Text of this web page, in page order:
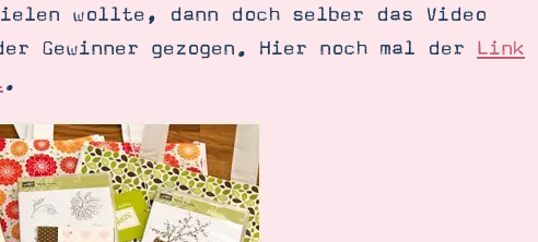
wollte, dann doch selber das Video
Gewinner gezogen. Hier noch mal der Link
.